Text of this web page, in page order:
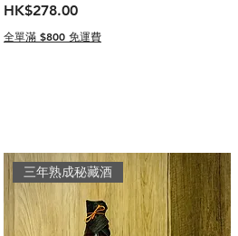
價格
HK$278.00
全單滿 $800 免運費
三年熟成秘藏酒